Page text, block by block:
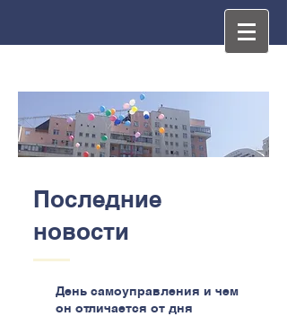
Последние
новости
День самоуправления и чем
он отличается от дня